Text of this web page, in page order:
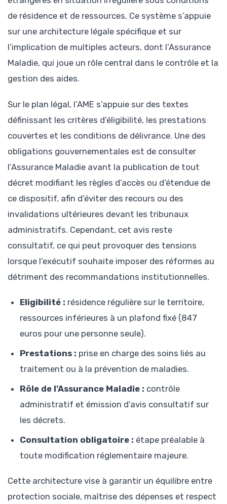
de résidence et de ressources. Ce système s’appuie
sur une architecture légale spécifique et sur
l’implication de multiples acteurs, dont l’Assurance
Maladie, qui joue un rôle central dans le contrôle et la
gestion des aides.
Sur le plan légal, l’AME s’appuie sur des textes
définissant les critères d’éligibilité, les prestations
couvertes et les conditions de délivrance. Une des
obligations gouvernementales est de consulter
l’Assurance Maladie avant la publication de tout
décret modifiant les règles d’accès ou d’étendue de
ce dispositif, afin d’éviter des recours ou des
invalidations ultérieures devant les tribunaux
administratifs. Cependant, cet avis reste
consultatif, ce qui peut provoquer des tensions
lorsque l’exécutif souhaite imposer des réformes au
détriment des recommandations institutionnelles.
Eligibilité : résidence régulière sur le territoire,
ressources inférieures à un plafond fixé (847
euros pour une personne seule).
Prestations : prise en charge des soins liés au
traitement ou à la prévention de maladies.
Rôle de l’Assurance Maladie : contrôle
administratif et émission d’avis consultatif sur
les décrets.
Consultation obligatoire : étape préalable à
toute modification réglementaire majeure.
Cette architecture vise à garantir un équilibre entre
protection sociale, maîtrise des dépenses et respect